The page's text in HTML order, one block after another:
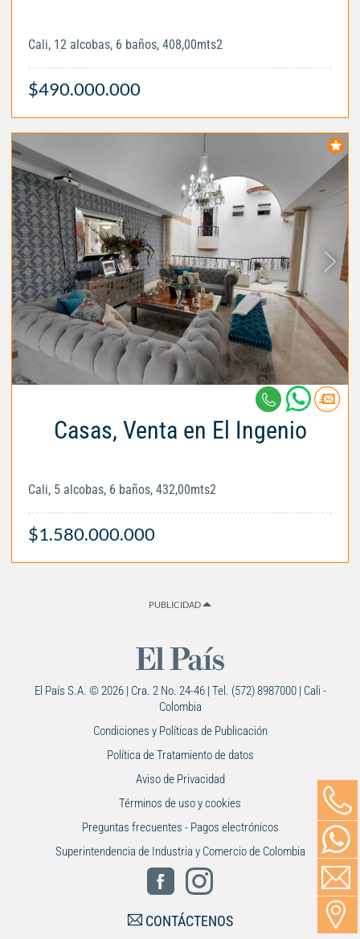
Cali, 12 alcobas, 6 baños, 408,00mts2
$490.000.000
Casas, Venta en El Ingenio
Cali, 5 alcobas, 6 baños, 432,00mts2
$1.580.000.000
PUBLICIDAD
El País S.A. © 2026 | Cra. 2 No. 24-46 | Tel. (572) 8987000 | Cali -
Colombia
Condiciones y Políticas de Publicación
Política de Tratamiento de datos
Aviso de Privacidad
Términos de uso y cookies
Preguntas frecuentes - Pagos electrónicos
Superintendencia de Industria y Comercio de Colombia
CONTÁCTENOS